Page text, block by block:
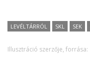
LEVÉLTÁRRÓL SKL SEK
Illusztráció szerzője, forrása: